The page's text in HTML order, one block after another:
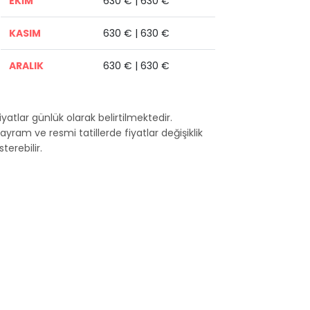
KASIM 630 € | 630 €
ARALIK 630 € | 630 €
günlük olarak belirtilmektedir.
ve resmi tatillerde fiyatlar değişiklik